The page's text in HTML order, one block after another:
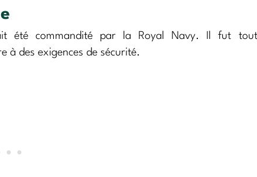
été commandité par la Royal Navy. Il fut
à des exigences de sécurité.